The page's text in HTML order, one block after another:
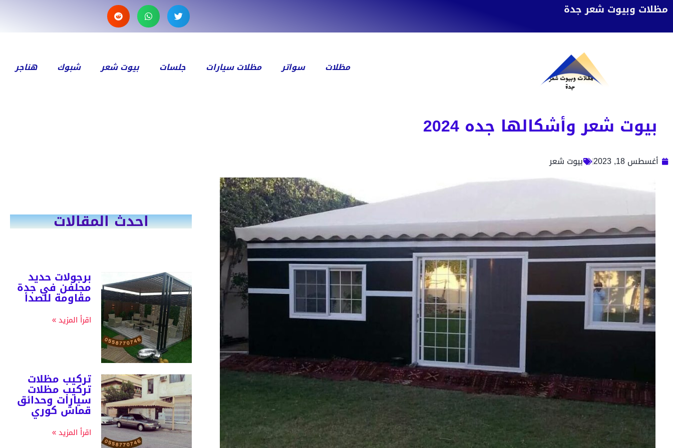
مظلات وبيوت شعر جدة
مظلات سواتر مظلات سيارات جلسات بيوت شعر شبوك هناجر
بيوت شعر وأشكالها جده 2024
أغسطس 18, 2023 بيوت شعر
احدث المقالات
برجولات حديد
مجلفن في جدة
مقاومة للصدأ
اقرأ المزيد »
تركيب مظلات
تركيب مظلات
سيارات وحدائق
قماش كوري
اقرأ المزيد »